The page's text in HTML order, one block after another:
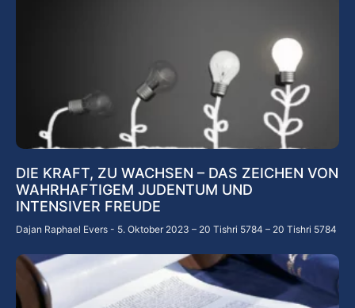
DIE KRAFT, ZU WACHSEN – DAS ZEICHEN VON
WAHRHAFTIGEM JUDENTUM UND
INTENSIVER FREUDE
Dajan Raphael Evers 5. Oktober 2023 – 20 Tishri 5784 – 20 Tishri 5784